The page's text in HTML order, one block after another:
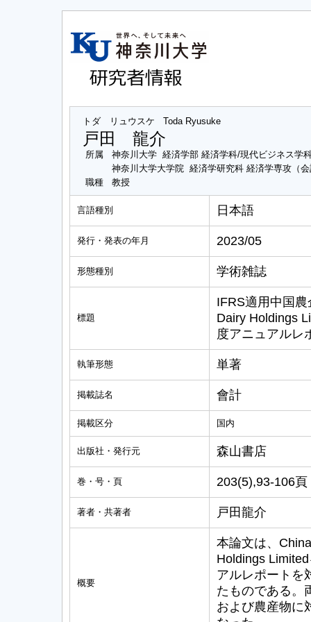
トダ リュウスケ Toda Ryusuke
戸田 龍介
所属
神奈川大学 経済学部 経済学科/現代ビジネス学
神奈川大学大学院 経済学研究科 経済学専攻（
職種
教授
言語種別 日本語
発行・発表の年月 2023/05
形態種別 学術雑誌
標題
IFRS適用中国
Dairy Holdings
度アニュアルレ
執筆形態 単著
掲載誌名 會計
掲載区分 国内
出版社・発行元 森山書店
巻・号・頁 203(5),93-106頁
著者・共著者 戸田龍介
概要
本論文は、
Holdings
アルレポートを
たものである。
および農産物に